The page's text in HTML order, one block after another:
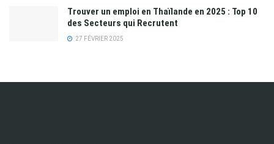
Trouver un emploi en Thaïlande en 2025 : Top 10
des Secteurs qui Recrutent
27 FÉVRIER 2025